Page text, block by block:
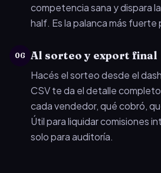
competencia sana y dispara
half. Es la palanca más fuerte
06 Al sorteo y export final
Hacés el sorteo desde el
CSV te da el detalle
cada vendedor, qué cobró,
Útil para liquidar comisiones
solo para auditoría.